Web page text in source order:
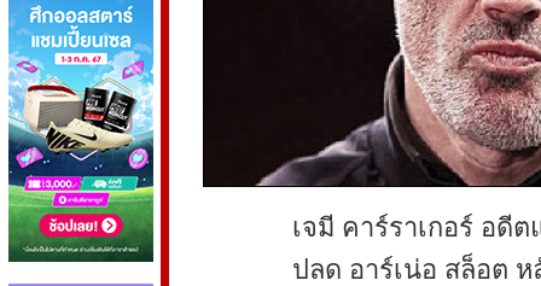
เจมี คาร์ราเกอร์ อดี
ปลด อาร์เน่อ สล็อต